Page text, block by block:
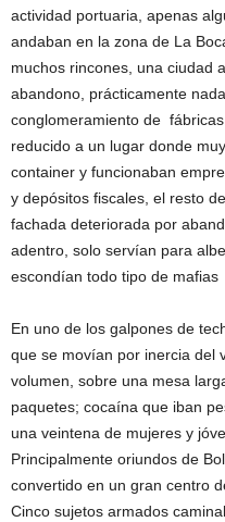
actividad portuaria, apenas
andaban en la zona de La
muchos rincones, una ciudad
abandono, prácticamente
conglomeramiento de
reducido a un lugar donde
container y funcionaban
y depósitos fiscales, el resto
fachada deteriorada por
adentro, solo servían para
escondían todo tipo de mafias
En uno de los galpones de
que se movían por inercia del
volumen, sobre una mesa
paquetes; cocaína que iban
una veintena de mujeres y
Principalmente oriundos de
convertido en un gran centro
Cinco sujetos armados